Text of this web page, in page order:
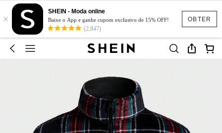
OBTER
×
SHEIN - Moda online
Baixe o App e ganhe cupom exclusivo de 15% OFF!
(2,847)